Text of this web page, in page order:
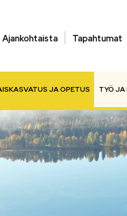
Ajankohtaista Tapahtumat
JA OPETUS TYÖ JA